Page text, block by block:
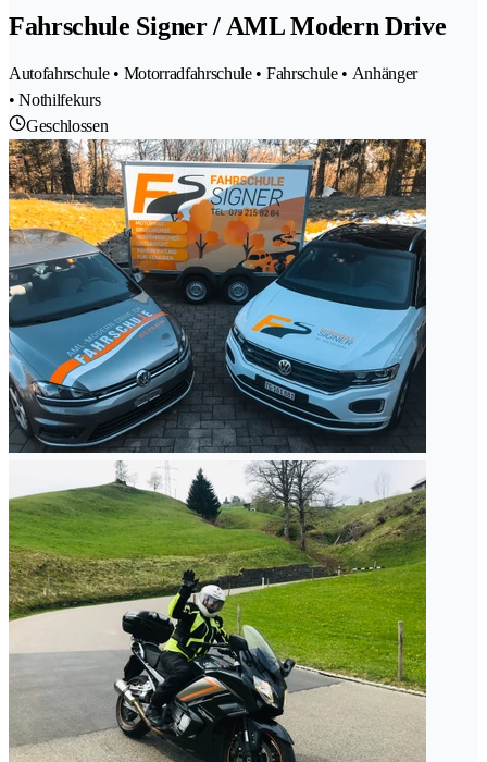
Fahrschule Signer / AML Modern Drive
Autofahrschule • Motorradfahrschule • Fahrschule • Anhänger
• Nothilfekurs
Geschlossen